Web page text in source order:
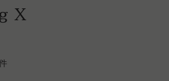
X